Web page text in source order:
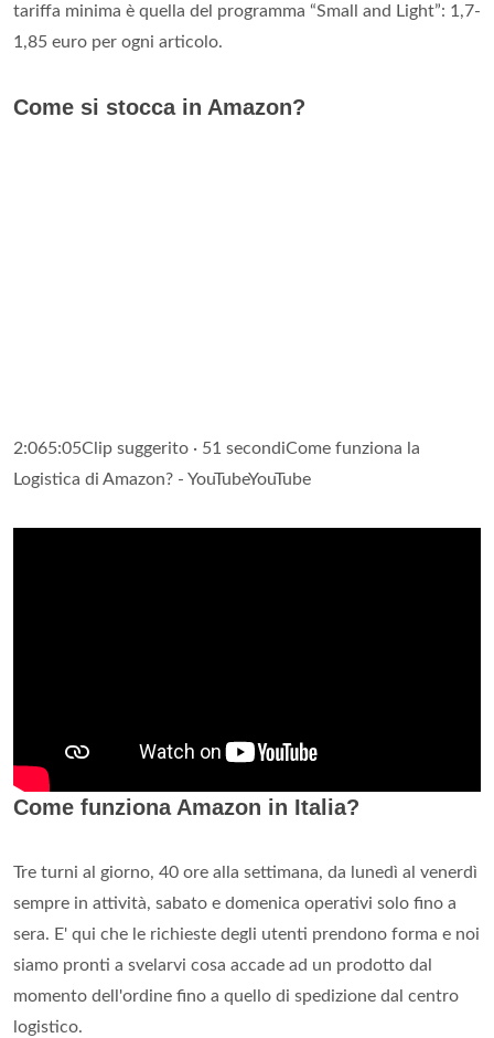
tariffa minima è quella del programma “Small and Light”: 1,7-
1,85 euro per ogni articolo.
Come si stocca in Amazon?
2:065:05Clip suggerito · 51 secondiCome funziona la
Logistica di Amazon? - YouTubeYouTube
Come funziona Amazon in Italia?
Tre turni al giorno, 40 ore alla settimana, da lunedì al venerdì
sempre in attività, sabato e domenica operativi solo fino a
sera. E' qui che le richieste degli utenti prendono forma e noi
siamo pronti a svelarvi cosa accade ad un prodotto dal
momento dell'ordine fino a quello di spedizione dal centro
logistico.